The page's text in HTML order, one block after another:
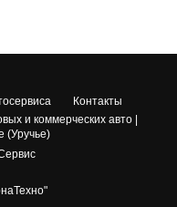
Контакты
и коммерческих авто |
(Уручье)